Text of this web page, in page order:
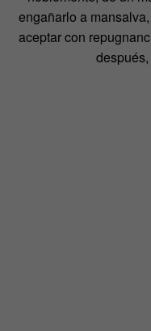
engañarlo a
aceptar con